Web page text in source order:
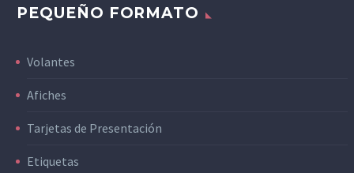
PEQUEÑO FORMATO
Volantes
Afiches
Tarjetas de Presentación
Etiquetas